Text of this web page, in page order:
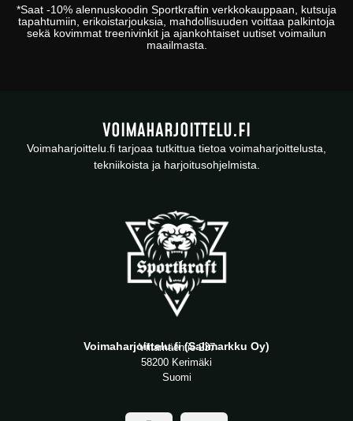
*Saat -10% alennuskoodin Sportkraftin verkkokauppaan , kutsuja
tapahtumiin, erikoistarjouksia, mahdollisuuden voittaa palkintoja
sekä kovimmat treenivinkit ja ajankohtaiset uutiset voimailun
maailmasta.
VOIMAHARJOITTELU.FI
Voimaharjoittelu.fi tarjoaa tutkittua tietoa voimaharjoittelusta,
tekniikoista ja harjoitusohjelmista.
Voimaharjoittelu.fi (Salimarkku Oy)
Viitamäentie 237
58200 Kerimäki
Suomi